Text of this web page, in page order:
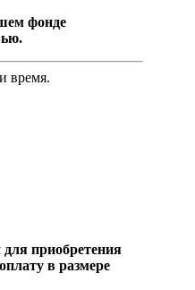
фонде
время.
приобретения
в размере